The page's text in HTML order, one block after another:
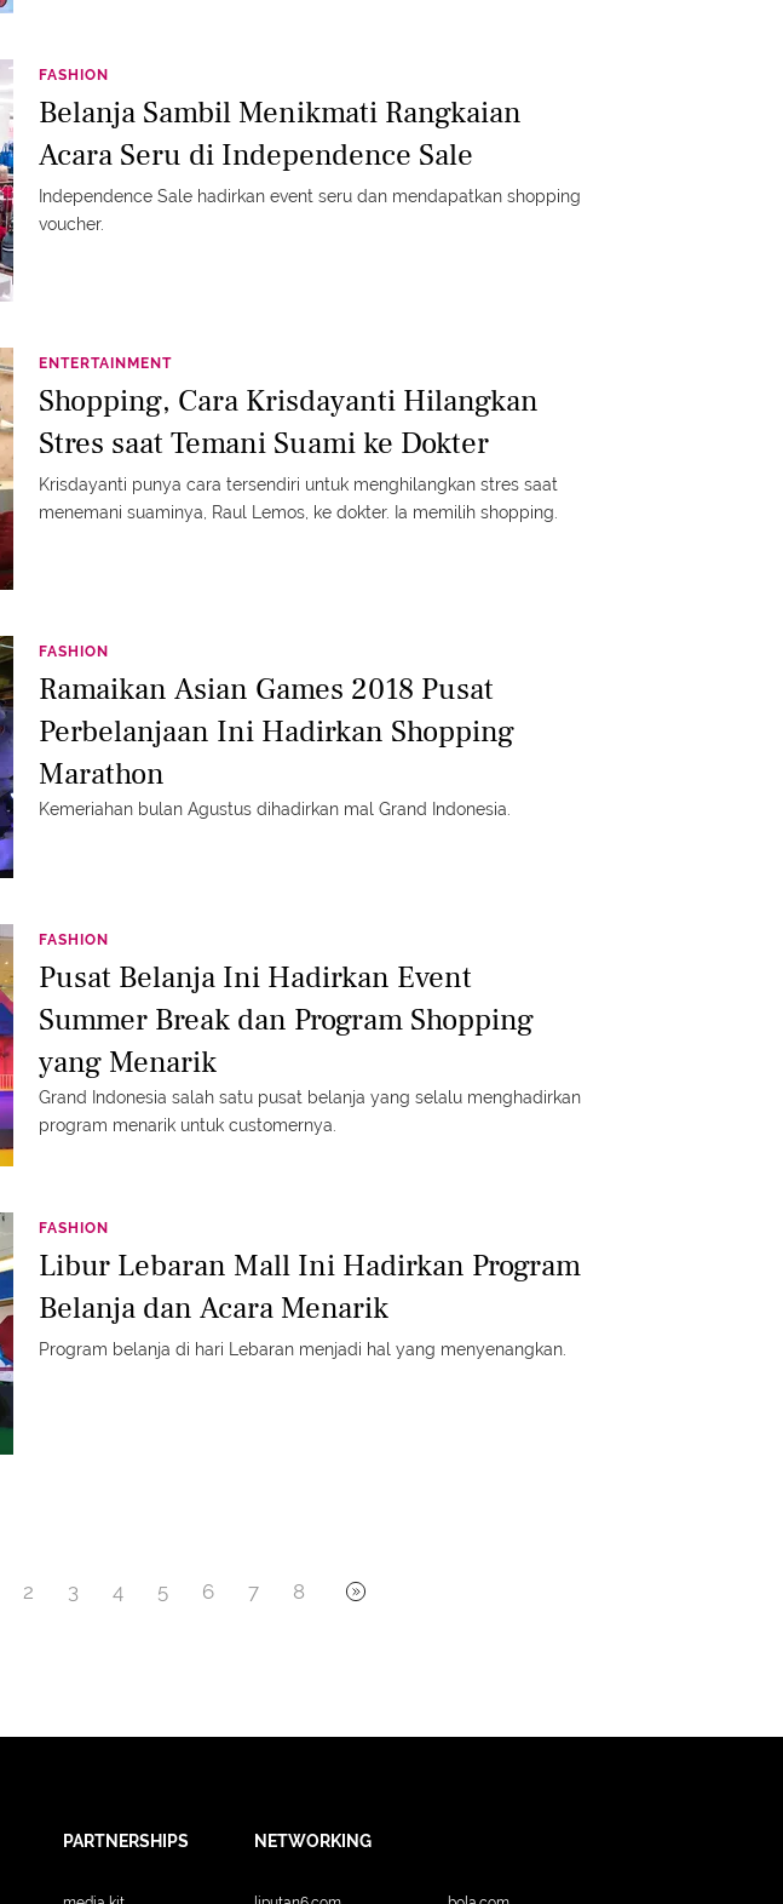
FASHION
Belanja Sambil Menikmati Rangkaian
Acara Seru di Independence Sale
Independence Sale hadirkan event seru dan mendapatkan shopping
voucher.
ENTERTAINMENT
Shopping, Cara Krisdayanti Hilangkan
Stres saat Temani Suami ke Dokter
Krisdayanti punya cara tersendiri untuk menghilangkan stres saat
menemani suaminya, Raul Lemos, ke dokter. Ia memilih shopping.
FASHION
Ramaikan Asian Games 2018 Pusat
Perbelanjaan Ini Hadirkan Shopping
Marathon
Kemeriahan bulan Agustus dihadirkan mal Grand Indonesia.
FASHION
Pusat Belanja Ini Hadirkan Event
Summer Break dan Program Shopping
yang Menarik
Grand Indonesia salah satu pusat belanja yang selalu menghadirkan
program menarik untuk customernya.
FASHION
Libur Lebaran Mall Ini Hadirkan Program
Belanja dan Acara Menarik
Program belanja di hari Lebaran menjadi hal yang menyenangkan.
2 3 4 5 6 7 8
PARTNERSHIPS NETWORKING